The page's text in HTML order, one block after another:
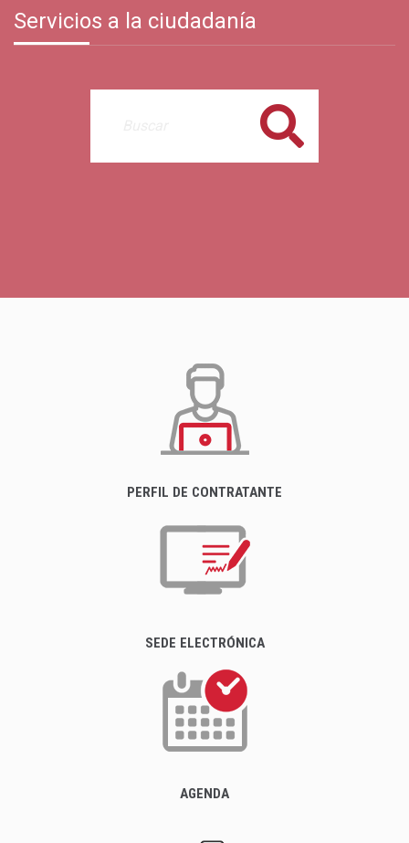
Servicios a la ciudadanía
Buscar
PERFIL DE CONTRATANTE
SEDE ELECTRÓNICA
AGENDA